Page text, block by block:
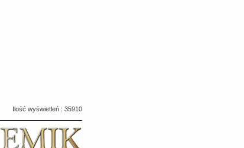
Ilość wyświetleń : 35910